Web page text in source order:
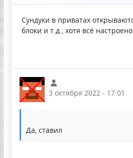
Сундуки в приватах
блоки и т.д., хотя всё настроено
3 октября 2022 - 17:01
Да, ставил